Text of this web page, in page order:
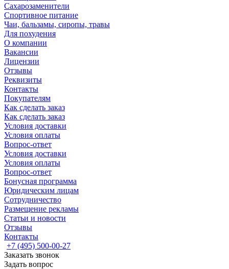
Сахарозаменители
Спортивное питание
Чаи, бальзамы, сиропы, травы
Для похудения
О компании
Вакансии
Лицензии
Отзывы
Реквизиты
Контакты
Покупателям
Как сделать заказ
Как сделать заказ
Условия доставки
Условия оплаты
Вопрос-ответ
Условия доставки
Условия оплаты
Вопрос-ответ
Бонусная программа
Юридическим лицам
Сотрудничество
Размещение рекламы
Статьи и новости
Отзывы
Контакты
+7 (495) 500-00-27
Заказать звонок
Задать вопрос